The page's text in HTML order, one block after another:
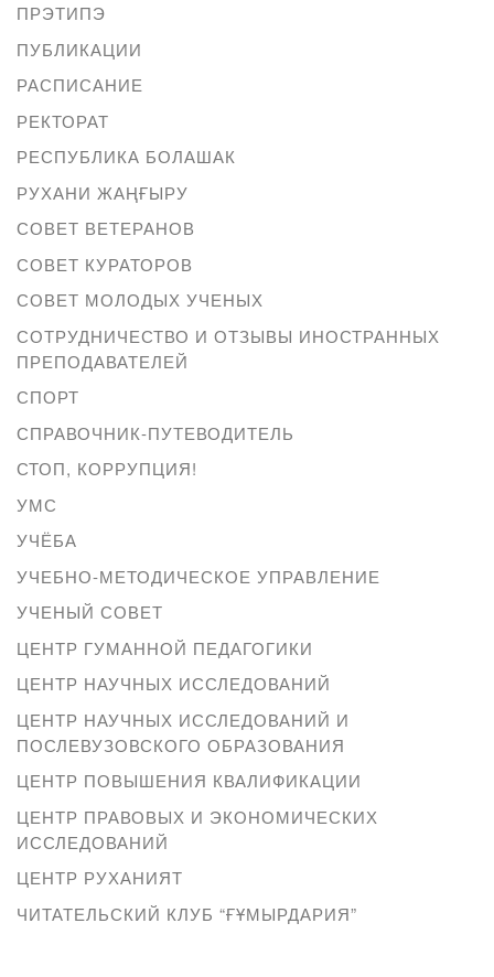
ПРЭТИПЭ
ПУБЛИКАЦИИ
РАСПИСАНИЕ
РЕКТОРАТ
РЕСПУБЛИКА БОЛАШАК
РУХАНИ ЖАҢҒЫРУ
СОВЕТ ВЕТЕРАНОВ
СОВЕТ КУРАТОРОВ
СОВЕТ МОЛОДЫХ УЧЕНЫХ
СОТРУДНИЧЕСТВО И ОТЗЫВЫ ИНОСТРАННЫХ
ПРЕПОДАВАТЕЛЕЙ
СПОРТ
СПРАВОЧНИК-ПУТЕВОДИТЕЛЬ
СТОП, КОРРУПЦИЯ!
УМС
УЧЁБА
УЧЕБНО-МЕТОДИЧЕСКОЕ УПРАВЛЕНИЕ
УЧЕНЫЙ СОВЕТ
ЦЕНТР ГУМАННОЙ ПЕДАГОГИКИ
ЦЕНТР НАУЧНЫХ ИССЛЕДОВАНИЙ
ЦЕНТР НАУЧНЫХ ИССЛЕДОВАНИЙ И
ПОСЛЕВУЗОВСКОГО ОБРАЗОВАНИЯ
ЦЕНТР ПОВЫШЕНИЯ КВАЛИФИКАЦИИ
ЦЕНТР ПРАВОВЫХ И ЭКОНОМИЧЕСКИХ
ИССЛЕДОВАНИЙ
ЦЕНТР РУХАНИЯТ
ЧИТАТЕЛЬСКИЙ КЛУБ “ҒҰМЫРДАРИЯ”